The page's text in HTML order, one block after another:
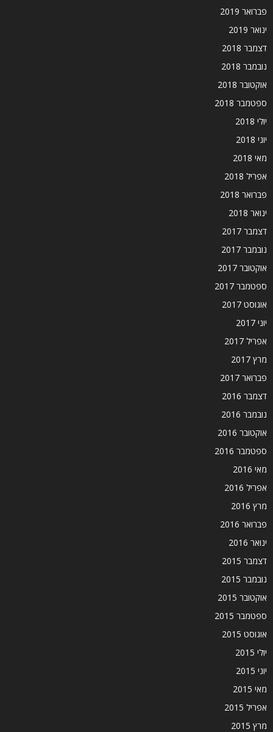
פברואר 2019
ינואר 2019
דצמבר 2018
נובמבר 2018
אוקטובר 2018
ספטמבר 2018
יולי 2018
יוני 2018
מאי 2018
אפריל 2018
פברואר 2018
ינואר 2018
דצמבר 2017
נובמבר 2017
אוקטובר 2017
ספטמבר 2017
אוגוסט 2017
יוני 2017
אפריל 2017
מרץ 2017
פברואר 2017
דצמבר 2016
נובמבר 2016
אוקטובר 2016
ספטמבר 2016
מאי 2016
אפריל 2016
מרץ 2016
פברואר 2016
ינואר 2016
דצמבר 2015
נובמבר 2015
אוקטובר 2015
ספטמבר 2015
אוגוסט 2015
יולי 2015
יוני 2015
מאי 2015
אפריל 2015
מרץ 2015